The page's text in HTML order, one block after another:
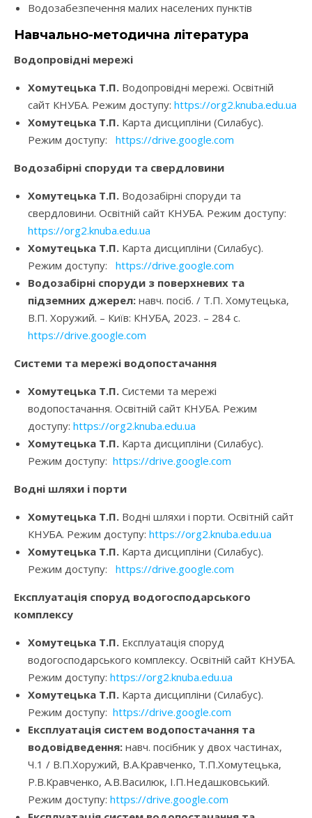
Водозабезпечення малих населених пунктів
Навчально-методична література
Водопровідні мережі
Хомутецька Т.П. Водопровідні мережі. Освітній
сайт КНУБА. Режим доступу: https://org2.knuba.edu.ua
Хомутецька Т.П. Карта дисципліни (Силабус).
Режим доступу:
https://drive.google.com
Водозабірні споруди та свердловини
Хомутецька Т.П. Водозабірні споруди та
свердловини. Освітній сайт КНУБА. Режим доступу:
https://org2.knuba.edu.ua
Хомутецька Т.П. Карта дисципліни (Силабус).
Режим доступу:
https://drive.google.com
Водозабірні споруди з поверхневих та
підземних джерел: навч. посіб. / Т.П. Хомутецька,
В.П. Хоружий. – Київ: КНУБА, 2023. – 284 с.
https://drive.google.com
Системи та мережі водопостачання
Хомутецька Т.П. Системи та мережі
водопостачання. Освітній сайт КНУБА. Режим
доступу: https://org2.knuba.edu.ua
Хомутецька Т.П. Карта дисципліни (Силабус).
Режим доступу: https://drive.google.com
Водні шляхи і порти
Хомутецька Т.П. Водні шляхи і порти. Освітній сайт
КНУБА. Режим доступу: https://org2.knuba.edu.ua
Хомутецька Т.П. Карта дисципліни (Силабус).
Режим доступу:
https://drive.google.com
Експлуатація споруд водогосподарського
комплексу
Хомутецька Т.П. Експлуатація споруд
водогосподарського комплексу. Освітній сайт КНУБА.
Режим доступу: https://org2.knuba.edu.ua
Хомутецька Т.П. Карта дисципліни (Силабус).
Режим доступу: https://drive.google.com
Експлуатація систем водопостачання та
водовідведення: навч. посібник у двох частинах,
Ч.1 / В.П.Хоружий, В.А.Кравченко, Т.П.Хомутецька,
Р.В.Кравченко, А.В.Василюк, І.П.Недашковський.
Режим доступу: https://drive.google.com